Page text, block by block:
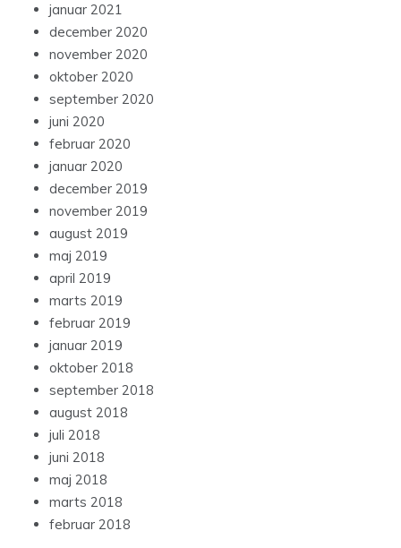
januar 2021
december 2020
november 2020
oktober 2020
september 2020
juni 2020
februar 2020
januar 2020
december 2019
november 2019
august 2019
maj 2019
april 2019
marts 2019
februar 2019
januar 2019
oktober 2018
september 2018
august 2018
juli 2018
juni 2018
maj 2018
marts 2018
februar 2018